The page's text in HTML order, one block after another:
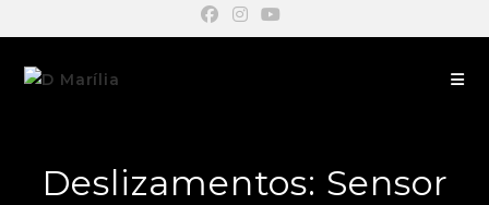
Deslizamentos: Sensor